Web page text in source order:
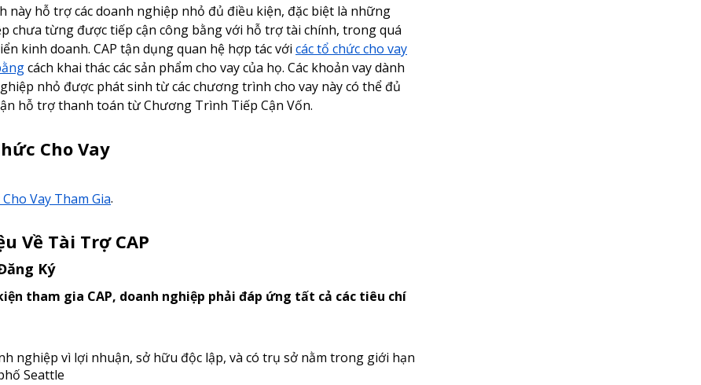
này hỗ trợ các doanh nghiệp nhỏ đủ điều kiện, đặc biệt là những
chưa từng được tiếp cận công bằng với hỗ trợ tài chính, trong quá
kinh doanh. CAP tận dụng quan hệ hợp tác với các tổ chức cho vay
cách khai thác các sản phẩm cho vay của họ. Các khoản vay dành
nhỏ được phát sinh từ các chương trình cho vay này có thể đủ
hỗ trợ thanh toán từ Chương Trình Tiếp Cận Vốn.
Cho Vay
Vay Tham Gia.
Về Tài Trợ CAP
Ký
tham gia CAP, doanh nghiệp phải đáp ứng tất cả các tiêu chí
nghiệp vì lợi nhuận, sở hữu độc lập, và có trụ sở nằm trong giới hạn
Seattle